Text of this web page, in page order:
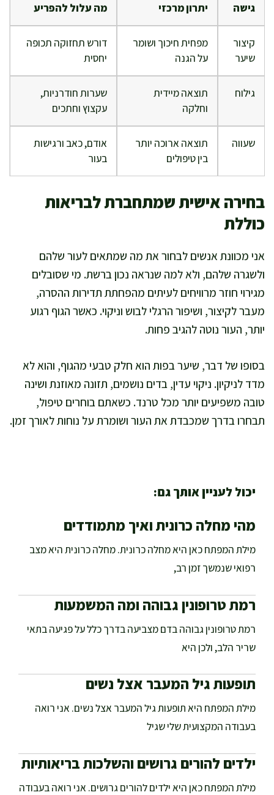
גישה יתרון מרכזי מה עלול להפריע
קיצור
שיער
מפחית חיכוך ושומר
על הגנה
דורש תחזוקה תכופה
יחסית
גילוח
תוצאה מיידית
וחלקה
שערות חודרניות,
עקצוץ וחתכים
שעווה
תוצאה ארוכה יותר
בין טיפולים
אודם, כאב ורגישות
בעור
בחירה אישית שמתחברת לבריאות
כוללת
אני מכוונת אנשים לבחור את מה שמתאים לעור שלהם
ולשגרה שלהם, ולא למה שנראה נכון ברשת. מי שסובלים
מגירוי חוזר מרוויחים לעיתים מהפחתת תדירות ההסרה,
מעבר לקיצור, ושיפור הרגלי לבוש וניקוי. כאשר הגוף רגוע
יותר, העור נוטה להגיב פחות.
בסופו של דבר, שיער בפות הוא חלק טבעי מהגוף, והוא לא
מדד לניקיון. ניקוי עדין, בדים נושמים, תזונה מאוזנת ושינה
טובה משפיעים יותר מכל טרנד. כשאתם בוחרים טיפול,
תבחרו בדרך שמכבדת את העור ושומרת על נוחות לאורך זמן.
יכול לעניין אותך גם:
מהי מחלה כרונית ואיך מתמודדים
מילת המפתח כאן היא מחלה כרונית. מחלה כרונית היא מצב
רפואי שנמשך זמן רב,
רמת טרופונין גבוהה ומה המשמעות
רמת טרופונין גבוהה בדם מצביעה בדרך כלל על פגיעה בתאי
שריר הלב, ולכן היא
תופעות גיל המעבר אצל נשים
מילת המפתח היא תופעות גיל המעבר אצל נשים. אני רואה
בעבודה המקצועית שלי שגיל
ילדים להורים גרושים והשלכות בריאותיות
מילת המפתח כאן היא ילדים להורים גרושים. אני רואה בעבודה